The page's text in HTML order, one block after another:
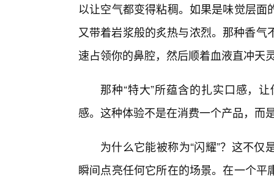
以让空气都变得粘稠。如果是味觉层
又带着岩浆般的炙热与浓烈。那种香
速占领你的鼻腔，然后顺着血液直冲天
那种“特大”所蕴含的扎实口感，
感。这种体验不是在消费一个产品，而
为什么它能被称为“闪耀”？这不
瞬间点亮任何它所在的场景。在一个